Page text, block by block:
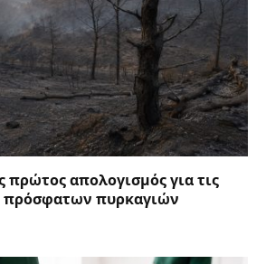
πρώτος απολογισμός για τις
πρόσφατων πυρκαγιών